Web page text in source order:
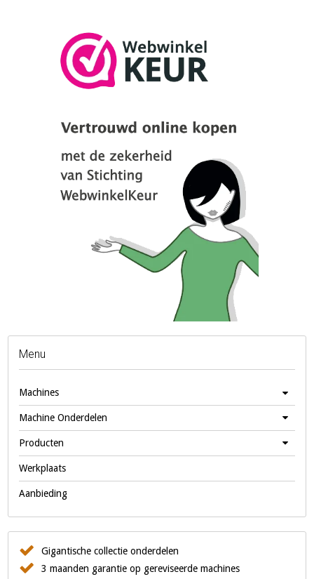
Menu
Machines
Machine Onderdelen
Producten
Werkplaats
Aanbieding
Gigantische collectie onderdelen
3 maanden garantie op gereviseerde machines